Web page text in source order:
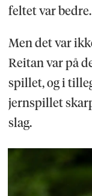
feltet var bedre.
Men det var
Reitan var på
spillet, og i
jernspillet
slag.